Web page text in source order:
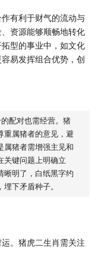
作有利于财气的流动与
资源能够顺畅地转化
型的事业中，如文化
易发挥组合优势，创
配对也需经营。猪
重属猪者的意见，避
属猪者需增强主见和
关键问题上明确立
晰明了，白纸黑字约
下矛盾种子。
。猪虎二生肖需关注